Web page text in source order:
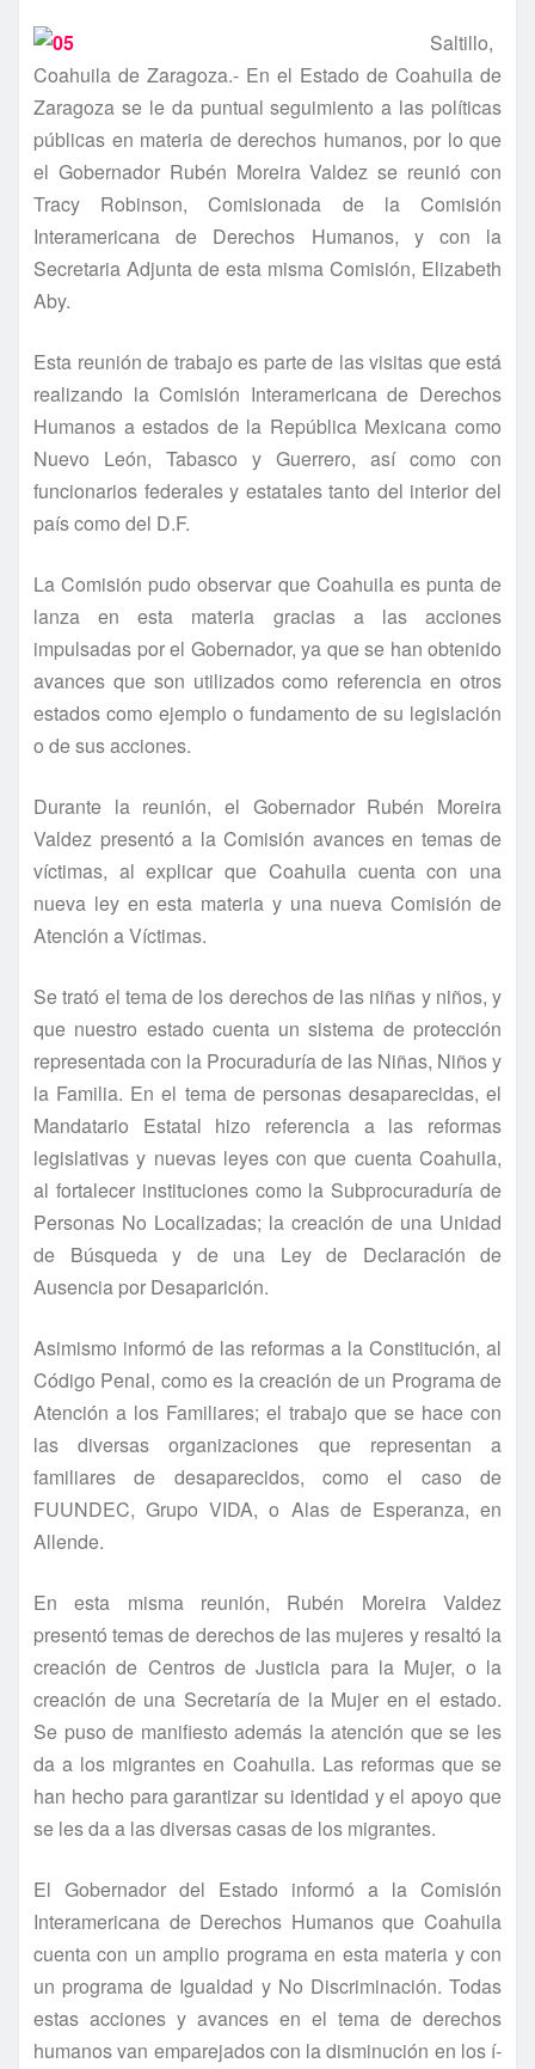
Saltillo,
Coahuila de Zaragoza.- En el Estado de Coahuila de
Zaragoza se le da puntual seguimiento a las polí­ticas
públicas en materia de derechos humanos, por lo que
el Gobernador Rubén Moreira Valdez se reunió con
Tracy Robinson, Comisionada de la Comisión
Interamericana de Derechos Humanos, y con la
Secretaria Adjunta de esta misma Comisión, Elizabeth
Aby.
Esta reunión de trabajo es parte de las visitas que está
realizando la Comisión Interamericana de Derechos
Humanos a estados de la República Mexicana como
Nuevo León, Tabasco y Guerrero, así­ como con
funcionarios federales y estatales tanto del interior del
paí­s como del D.F.
La Comisión pudo observar que Coahuila es punta de
lanza en esta materia gracias a las acciones
impulsadas por el Gobernador, ya que se han obtenido
avances que son utilizados como referencia en otros
estados como ejemplo o fundamento de su legislación
o de sus acciones.
Durante la reunión, el Gobernador Rubén Moreira
Valdez presentó a la Comisión avances en temas de
ví­ctimas, al explicar que Coahuila cuenta con una
nueva ley en esta materia y una nueva Comisión de
Atención a Ví­ctimas.
Se trató el tema de los derechos de las niñas y niños, y
que nuestro estado cuenta un sistema de protección
representada con la Procuradurí­a de las Niñas, Niños y
la Familia. En el tema de personas desaparecidas, el
Mandatario Estatal hizo referencia a las reformas
legislativas y nuevas leyes con que cuenta Coahuila,
al fortalecer instituciones como la Subprocuradurí­a de
Personas No Localizadas; la creación de una Unidad
de Búsqueda y de una Ley de Declaración de
Ausencia por Desaparición.
Asimismo informó de las reformas a la Constitución, al
Código Penal, como es la creación de un Programa de
Atención a los Familiares; el trabajo que se hace con
las diversas organizaciones que representan a
familiares de desaparecidos, como el caso de
FUUNDEC, Grupo VIDA, o Alas de Esperanza, en
Allende.
En esta misma reunión, Rubén Moreira Valdez
presentó temas de derechos de las mujeres y resaltó la
creación de Centros de Justicia para la Mujer, o la
creación de una Secretarí­a de la Mujer en el estado.
Se puso de manifiesto además la atención que se les
da a los migrantes en Coahuila. Las reformas que se
han hecho para garantizar su identidad y el apoyo que
se les da a las diversas casas de los migrantes.
El Gobernador del Estado informó a la Comisión
Interamericana de Derechos Humanos que Coahuila
cuenta con un amplio programa en esta materia y con
un programa de Igualdad y No Discriminación. Todas
estas acciones y avances en el tema de derechos
humanos van emparejados con la disminución en los í­